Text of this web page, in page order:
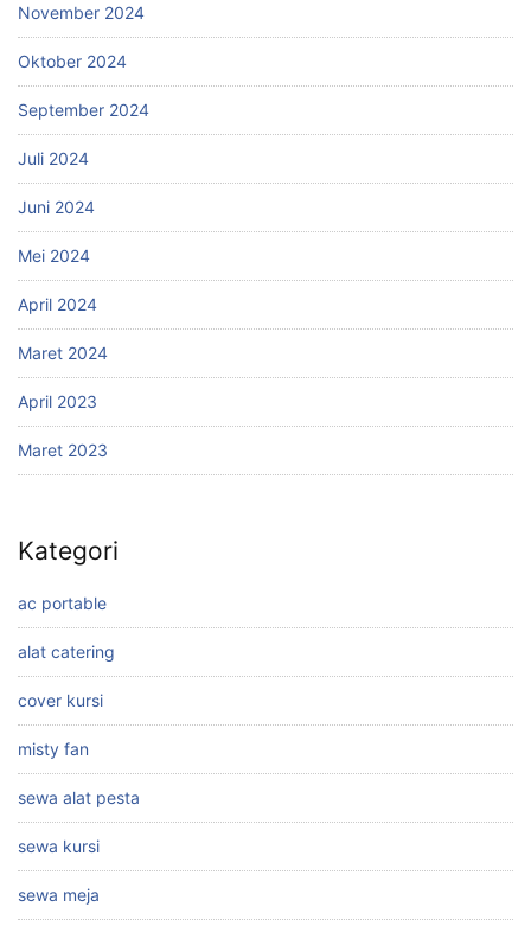
November 2024
Oktober 2024
September 2024
Juli 2024
Juni 2024
Mei 2024
April 2024
Maret 2024
April 2023
Maret 2023
Kategori
ac portable
alat catering
cover kursi
misty fan
sewa alat pesta
sewa kursi
sewa meja